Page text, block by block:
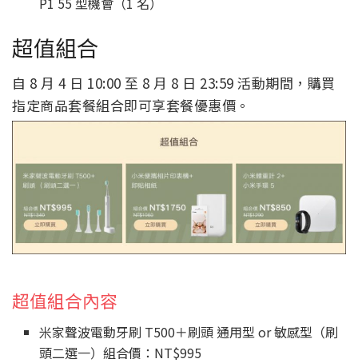
超值組合
自 8 月 4 日 10:00 至 8 月 8 日 23:59 活動期間，購買
指定商品套餐組合即可享套餐優惠價。
超值組合內容
米家聲波電動牙刷 T500＋刷頭 通用型 or 敏感型（刷
頭二選一）組合價：NT$995